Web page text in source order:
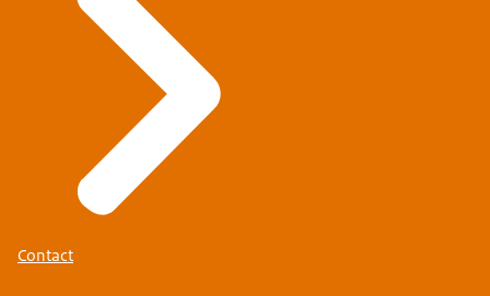
vertrouwde gezicht zijn.
Wij zijn experts in identiteitscontrole en doen
onderzoek naar mensensmokkel.
Wij bewaken de grens en vervullen politietaken.
Wij beschermen onze veiligheid.
Als het er echt op aankomt, dan staan wij er.
Wij zijn wereldwijd actief.
Contact